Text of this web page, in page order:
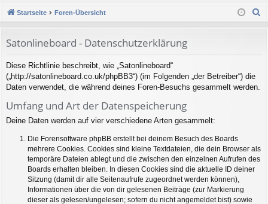
ne
ug
riff
en m
Startseite Foren-Übersicht
Satonlineboard - Datenschutzerklärung
Diese Richtlinie beschreibt, wie „Satonlineboard“
(„http://satonlineboard.co.uk/phpBB3“) (im Folgenden „der Betreiber“) die
Daten verwendet, die während deines Foren-Besuchs gesammelt werden.
Umfang und Art der Datenspeicherung
Deine Daten werden auf vier verschiedene Arten gesammelt:
Die Forensoftware phpBB erstellt bei deinem Besuch des Boards
mehrere Cookies. Cookies sind kleine Textdateien, die dein Browser als
temporäre Dateien ablegt und die zwischen den einzelnen Aufrufen des
Boards erhalten bleiben. In diesen Cookies sind die aktuelle ID deiner
Sitzung (damit dir alle Seitenaufrufe zugeordnet werden können),
Informationen über die von dir gelesenen Beiträge (zur Markierung
dieser als gelesen/ungelesen; sofern du nicht angemeldet bist) sowie